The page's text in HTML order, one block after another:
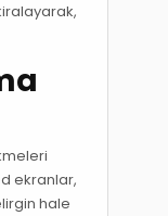
ekranlar,
hale